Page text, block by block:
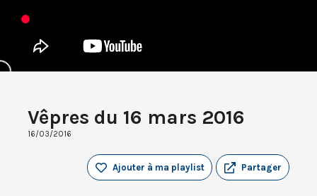
Vêpres du 16 mars 2016
16/03/2016
Partager
Ajouter à ma playlist